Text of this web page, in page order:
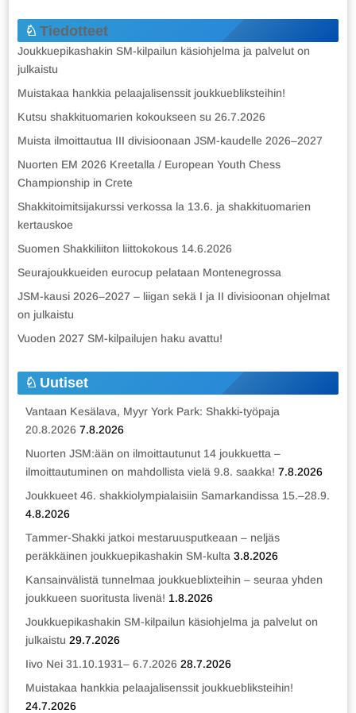
Tiedotteet
Joukkuepikashakin SM-kilpailun käsiohjelma ja palvelut on
julkaistu
Muistakaa hankkia pelaajalisenssit joukkuebliksteihin!
Kutsu shakkituomarien kokoukseen su 26.7.2026
Muista ilmoittautua III divisioonaan JSM-kaudelle 2026–2027
Nuorten EM 2026 Kreetalla / European Youth Chess
Championship in Crete
Shakkitoimitsijakurssi verkossa la 13.6. ja shakkituomarien
kertauskoe
Suomen Shakkiliiton liittokokous 14.6.2026
Seurajoukkueiden eurocup pelataan Montenegrossa
JSM-kausi 2026–2027 – liigan sekä I ja II divisioonan ohjelmat
on julkaistu
Vuoden 2027 SM-kilpailujen haku avattu!
Uutiset
Vantaan Kesälava, Myyr York Park: Shakki-työpaja
20.8.2026 7.8.2026
Nuorten JSM:ään on ilmoittautunut 14 joukkuetta –
ilmoittautuminen on mahdollista vielä 9.8. saakka! 7.8.2026
Joukkueet 46. shakkiolympialaisiin Samarkandissa 15.–28.9.
4.8.2026
Tammer-Shakki jatkoi mestaruusputkeaan – neljäs
peräkkäinen joukkuepikashakin SM-kulta 3.8.2026
Kansainvälistä tunnelmaa joukkueblixteihin – seuraa yhden
joukkueen suoritusta livenä! 1.8.2026
Joukkuepikashakin SM-kilpailun käsiohjelma ja palvelut on
julkaistu 29.7.2026
Iivo Nei 31.10.1931– 6.7.2026 28.7.2026
Muistakaa hankkia pelaajalisenssit joukkuebliksteihin!
24.7.2026